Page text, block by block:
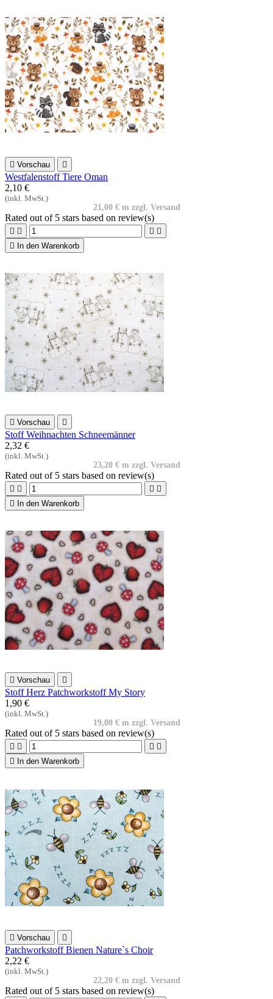
 Vorschau 
Westfalenstoff Tiere Oman
2,10 €
(inkl. MwSt.)
21,00 € m zzgl. Versand
Rated out of 5 stars based on review(s)
   

In den Warenkorb
 Vorschau 
Stoff Weihnachten Schneemänner
2,32 €
(inkl. MwSt.)
23,20 € m zzgl. Versand
Rated out of 5 stars based on review(s)
   

In den Warenkorb
 Vorschau 
Stoff Herz Patchworkstoff My Story
1,90 €
(inkl. MwSt.)
19,00 € m zzgl. Versand
Rated out of 5 stars based on review(s)
   

In den Warenkorb
 Vorschau 
Patchworkstoff Bienen Nature`s Choir
2,22 €
(inkl. MwSt.)
22,20 € m zzgl. Versand
Rated out of 5 stars based on review(s)